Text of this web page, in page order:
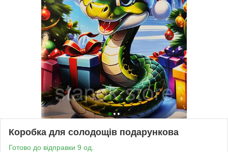
Коробка для солодощів подарункова
Готово до відправки 9 од.